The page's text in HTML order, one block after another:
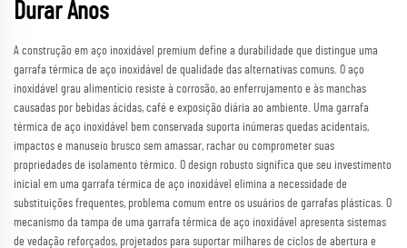
Durar Anos
A construção em aço inoxidável premium define a durabilidade que distingue uma
garrafa térmica de aço inoxidável de qualidade das alternativas comuns. O aço
inoxidável grau alimentício resiste à corrosão, ao enferrujamento e às manchas
causadas por bebidas ácidas, café e exposição diária ao ambiente. Uma garrafa
térmica de aço inoxidável bem conservada suporta inúmeras quedas acidentais,
impactos e manuseio brusco sem amassar, rachar ou comprometer suas
propriedades de isolamento térmico. O design robusto significa que seu investimento
inicial em uma garrafa térmica de aço inoxidável elimina a necessidade de
substituições frequentes, problema comum entre os usuários de garrafas plásticas. O
mecanismo da tampa de uma garrafa térmica de aço inoxidável apresenta sistemas
de vedação reforçados, projetados para suportar milhares de ciclos de abertura e